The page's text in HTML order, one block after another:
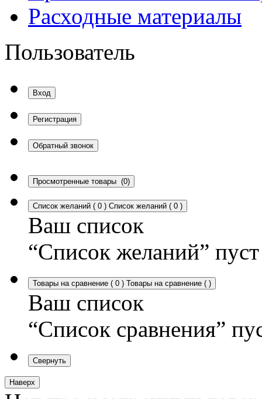
Расходные материалы
Пользователь
Вход
Регистрация
Обратный звонок
Просмотренные товары (0)
Список желаний ( 0 ) Список желаний ( 0 )
Ваш список
“Список желаний” пуст
Товары на сравнение ( 0 ) Товары на сравнение ( )
Ваш список
“Список сравнения”
Свернуть
Наверх